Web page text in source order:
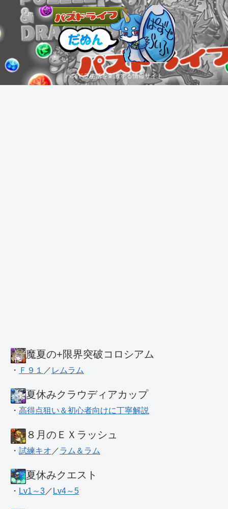
パズドラ生活を刺激する情報サイト
魔夏の+限界突破コロシアム
・ Ｆ９１ ／ レムラム
夏休みクラウディアカップ
・ 高得点狙い＆初心者向けに丁寧解説
８月のＥＸラッシュ
・ 試練キオ ／ラム＆ラム
夏休みクエスト
・ Lv1～3 ／ Lv4～5